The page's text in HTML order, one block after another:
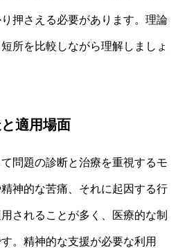
押さえる必要があります。理論
所を比較しながら理解しましょ
適用場面
問題の診断と治療を重視するモ
神的な苦痛、それに起因する行
されることが多く、医療的な制
。精神的な支援が必要な利用